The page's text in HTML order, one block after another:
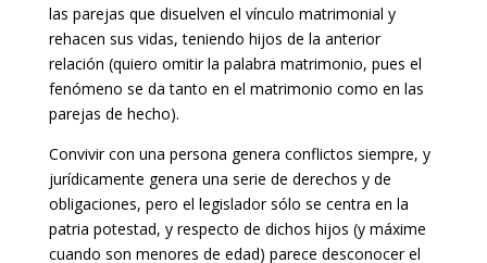
las parejas que disuelven el vínculo matrimonial y
rehacen sus vidas, teniendo hijos de la anterior
relación (quiero omitir la palabra matrimonio, pues el
fenómeno se da tanto en el matrimonio como en las
parejas de hecho).
Convivir con una persona genera conflictos siempre, y
jurídicamente genera una serie de derechos y de
obligaciones, pero el legislador sólo se centra en la
patria potestad, y respecto de dichos hijos (y máxime
cuando son menores de edad) parece desconocer el